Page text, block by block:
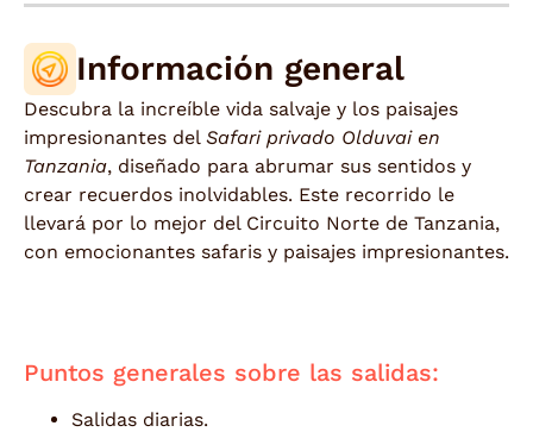
Información general
Descubra la increíble vida salvaje y los paisajes
impresionantes del Safari privado Olduvai en
Tanzania, diseñado para abrumar sus sentidos y
crear recuerdos inolvidables. Este recorrido le
llevará por lo mejor del Circuito Norte de Tanzania,
con emocionantes safaris y paisajes impresionantes.
Puntos generales sobre las salidas:
Salidas diarias.